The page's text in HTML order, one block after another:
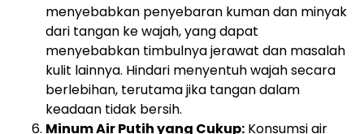
menyebabkan penyebaran kuman dan minyak
dari tangan ke wajah, yang dapat
menyebabkan timbulnya jerawat dan masalah
kulit lainnya. Hindari menyentuh wajah secara
berlebihan, terutama jika tangan dalam
keadaan tidak bersih.
Minum Air Putih yang Cukup: Konsumsi air